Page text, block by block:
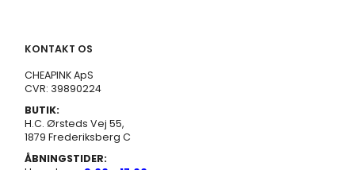
KONTAKT OS
CHEAPINK ApS
CVR: 39890224
BUTIK:
H.C. Ørsteds Vej 55,
1879 Frederiksberg C
ÅBNINGSTIDER: